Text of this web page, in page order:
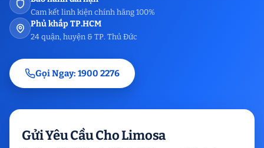
Cam kết linh kiện chính hãng 100%
Phủ khắp TP.HCM
24 quận, huyện & TP. Thủ Đức
Gọi Ngay: 1900 2276
Gửi Yêu Cầu Cho Limosa